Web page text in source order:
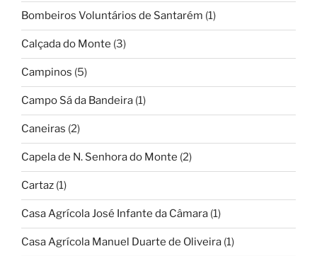
Bombeiros Voluntários de Santarém (1)
Calçada do Monte (3)
Campinos (5)
Campo Sá da Bandeira (1)
Caneiras (2)
Capela de N. Senhora do Monte (2)
Cartaz (1)
Casa Agrícola José Infante da Câmara (1)
Casa Agrícola Manuel Duarte de Oliveira (1)